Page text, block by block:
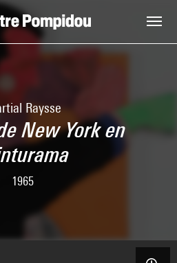
Raysse
New York en
1965